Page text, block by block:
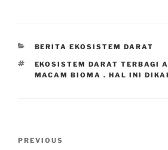
CATEGORIES
BERITA EKOSISTEM DARAT
TAGS
EKOSISTEM DARAT TERBAGI
MACAM BIOMA . HAL INI
Previous
PREVIOUS